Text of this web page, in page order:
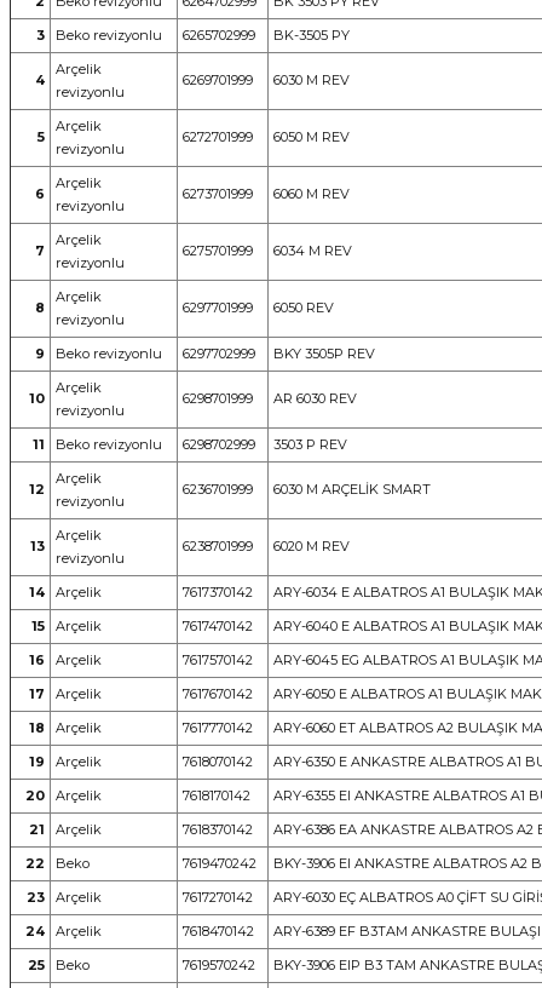
3
Beko revizyonlu 6265702999 BK-3505 PY
4
Arçelik
revizyonlu
6269701999 6030 M REV
5
Arçelik
revizyonlu
6272701999 6050 M REV
6
Arçelik
revizyonlu
6273701999 6060 M REV
7
Arçelik
revizyonlu
6275701999 6034 M REV
8
Arçelik
revizyonlu
6297701999 6050 REV
9 Beko revizyonlu 6297702999 BKY 3505P REV
10
Arçelik
revizyonlu
6298701999 AR 6030 REV
11 Beko revizyonlu 6298702999 3503 P REV
12
Arçelik
revizyonlu
6236701999 6030 M ARÇELİK SMART
13
Arçelik
revizyonlu
6238701999 6020 M REV
14 Arçelik 7617370142
ARY-6034 E ALBATROS A1 BULAŞIK
15
Arçelik 7617470142
ARY-6040 E ALBATROS A1 BULAŞIK
16
Arçelik 7617570142
ARY-6045 EG ALBATROS A1 BULAŞIK
17
Arçelik 7617670142
ARY-6050 E ALBATROS A1 BULAŞIK
18
Arçelik 7617770142
ARY-6060 ET ALBATROS A2 BULAŞIK
19
Arçelik 7618070142
ARY-6350 E ANKASTRE ALBATROS A1
20
Arçelik 7618170142
ARY-6355 EI ANKASTRE ALBATROS A1
21
Arçelik 7618370142
ARY-6386 EA ANKASTRE ALBATROS
22
Beko 7619470242
BKY-3906 EI ANKASTRE ALBATROS A2
23
Arçelik 7617270142
ARY-6030 EÇ ALBATROS A0 ÇİFT SU
24
Arçelik 7618470142
ARY-6389 EF B3TAM ANKASTRE
25
Beko 7619570242
BKY-3906 EIP B3 TAM ANKASTRE